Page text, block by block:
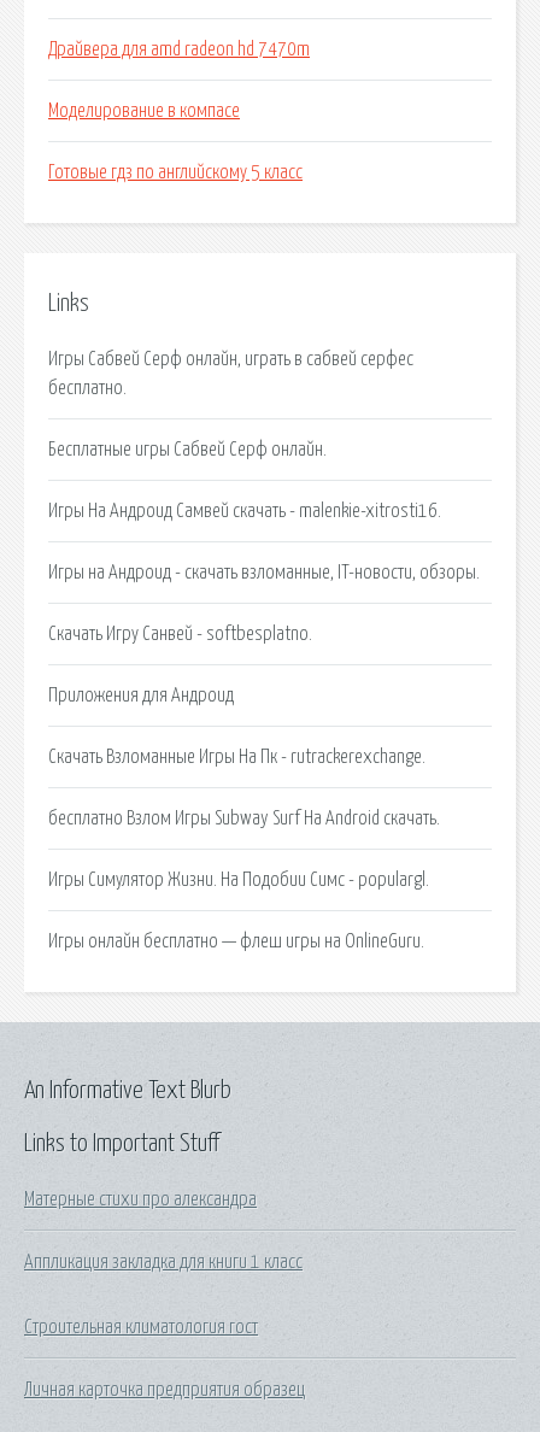
Драйвера для amd radeon hd 7470m
Моделирование в компасе
Готовые гдз по английскому 5 класс
Links
Игры Сабвей Серф онлайн, играть в сабвей серфес
бесплатно.
Бесплатные игры Сабвей Серф онлайн.
Игры На Андроид Самвей скачать - malenkie-xitrosti16.
Игры на Андроид - скачать взломанные, IT-новости, обзоры.
Скачать Игру Санвей - softbesplatno.
Приложения для Андроид
Скачать Взломанные Игры На Пк - rutrackerexchange.
бесплатно Взлом Игры Subway Surf На Android скачать.
Игры Симулятор Жизни. На Подобии Симс - populargl.
Игры онлайн бесплатно — флеш игры на OnlineGuru.
Links to Important Stuff
Матерные стихи про александра
Аппликация закладка для книги 1 класс
Строительная климатология гост
Личная карточка предприятия образец
An Informative Text Blurb